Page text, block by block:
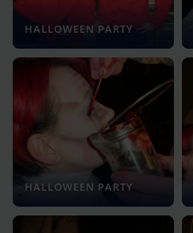
HALLOWEEN PARTY
HALLOWEEN PARTY